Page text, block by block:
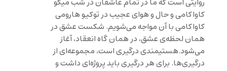
کاواکامی وحال و هوای عجیب در توکیوهارومی
کاواکامی با آن مواجه می‌شویم. شکست عشق در
همان لحظه‌ی عشق، در همان گاه انعقاد، آغاز
می‌شود.هستیمندی درگیری است، مجموعه‌ای از
درگیری‌ها. برای هر درگیری باید پروژه‌ای داشت و